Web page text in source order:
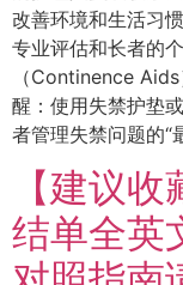
改善环境和生活习
专业评估和长者的
（Continence
醒：使用失禁护垫
者管理失禁问题的“
【建议
结单全英